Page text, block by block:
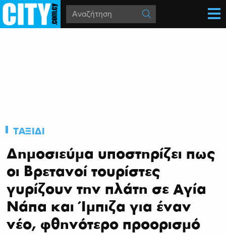
ΤΑΞΙΔΙ
Δημοσιεύμα υποστηρίζει πως
οι Βρετανοί τουρίστες
γυρίζουν την πλάτη σε Αγία
Νάπα και Ίμπιζα για έναν
νέο, φθηνότερο προορισμό